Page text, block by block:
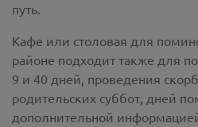
путь.
Кафе или столовая для
районе подходит также для
9 и 40 дней, проведения
родительских суббот, дней
дополнительной